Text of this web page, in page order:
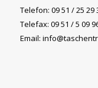
Telefon: 09 51 / 25 29
Telefax: 09 51 / 5 09
Email: